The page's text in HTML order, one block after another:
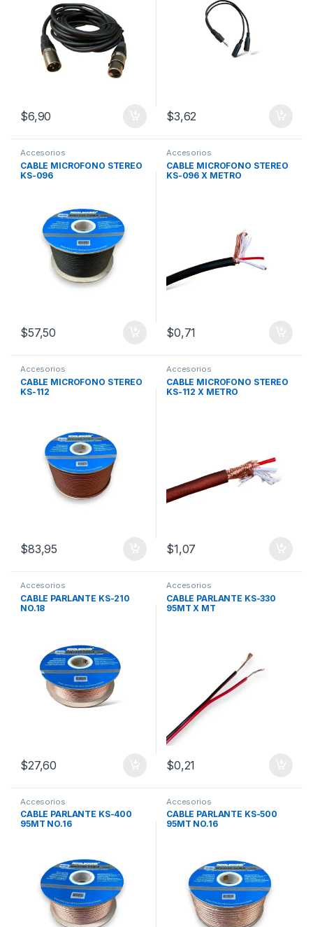
$6,90 $3,62
Accesorios
CABLE MICROFONO STEREO
KS-096
$57,50
Accesorios
CABLE MICROFONO STEREO
KS-096 X METRO
$0,71
Accesorios
CABLE MICROFONO STEREO
KS-112
$83,95
Accesorios
CABLE MICROFONO STEREO
KS-112 X METRO
$1,07
Accesorios
CABLE PARLANTE KS-210
NO.18
$27,60
Accesorios
CABLE PARLANTE KS-330
95MT X MT
$0,21
Accesorios
CABLE PARLANTE KS-400
95MT NO.16
Accesorios
CABLE PARLANTE KS-500
95MT NO.16